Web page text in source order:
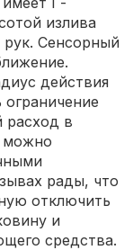
излива
Сенсорный
действия
расход в
можно
рады, что
отключить
и
средства.